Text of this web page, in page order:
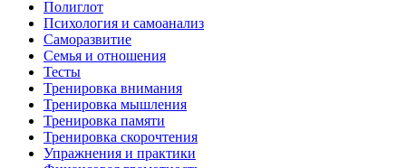
Полиглот
Психология и самоанализ
Саморазвитие
Семья и отношения
Тесты
Тренировка внимания
Тренировка мышления
Тренировка памяти
Тренировка скорочтения
Упражнения и практики